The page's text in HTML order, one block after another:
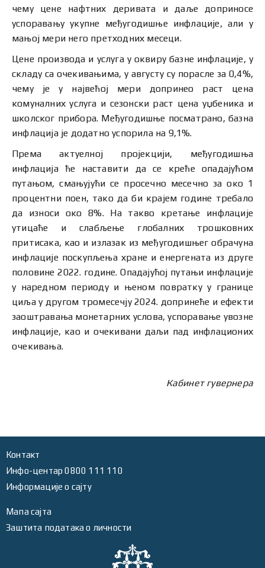
чему цене нафтних деривата и даље допринoсе
успоравању укупне међугодишње инфлације, али у
мањој мери него претходних месеци.
Цене производа и услуга у оквиру базне инфлације, у
складу са очекивањима, у августу су порасле за 0,4%,
чему је у највећој мери допринео раст цена
комуналних услуга и сезонски раст цена уџбеника и
школског прибора. Међугодишње посматрано, базна
инфлација је додатно успорила на 9,1%.
Према актуелној пројекцији, међугодишња
инфлација ће наставити да се креће опадајућом
путањoм, смањујући се просечно месечно за око 1
процентни поен, тако да би крајем године требало
да износи око 8%. На такво кретање инфлације
утицаће и слабљење глобалних трошковних
притисака, као и излазак из међугодишњег обрачуна
инфлације поскупљења хране и енергената из друге
половине 2022. године. Опадајућој путањи инфлације
у наредном периоду и њеном повратку у границе
циља у другом тромесечју 2024. допринеће и ефекти
заоштравања монетарних услова, успоравање увозне
инфлације, као и очекивани даљи пад инфлационих
очекивања.
Кабинет гувернера
Контакт
Инфо-центар 0800 111 110
Информације о сајту
Мапа сајта
Заштита података о личности